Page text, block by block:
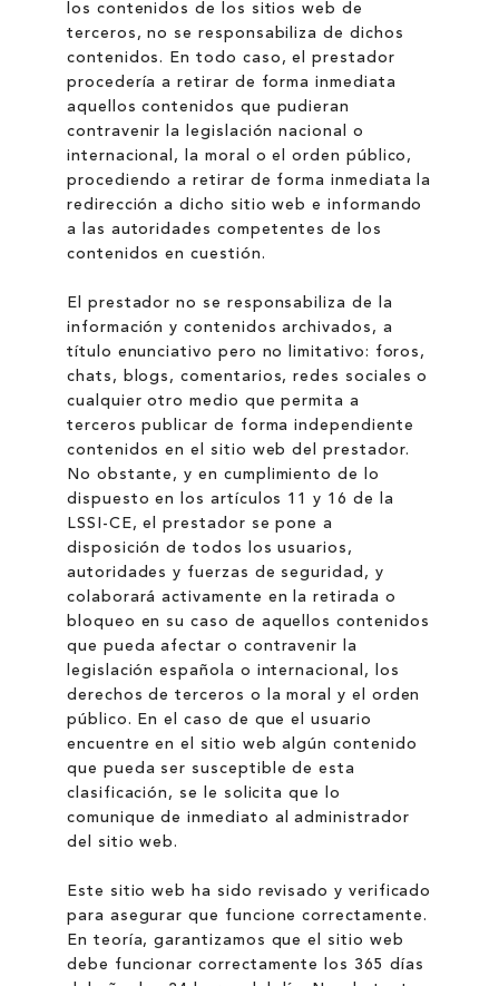
los contenidos de los sitios web de
terceros, no se responsabiliza de dichos
contenidos. En todo caso, el prestador
procedería a retirar de forma inmediata
aquellos contenidos que pudieran
contravenir la legislación nacional o
internacional, la moral o el orden público,
procediendo a retirar de forma inmediata la
redirección a dicho sitio web e informando
a las autoridades competentes de los
contenidos en cuestión.
El prestador no se responsabiliza de la
información y contenidos archivados, a
título enunciativo pero no limitativo: foros,
chats, blogs, comentarios, redes sociales o
cualquier otro medio que permita a
terceros publicar de forma independiente
contenidos en el sitio web del prestador.
No obstante, y en cumplimiento de lo
dispuesto en los artículos 11 y 16 de la
LSSI-CE, el prestador se pone a
disposición de todos los usuarios,
autoridades y fuerzas de seguridad, y
colaborará activamente en la retirada o
bloqueo en su caso de aquellos contenidos
que pueda afectar o contravenir la
legislación española o internacional, los
derechos de terceros o la moral y el orden
público. En el caso de que el usuario
encuentre en el sitio web algún contenido
que pueda ser susceptible de esta
clasificación, se le solicita que lo
comunique de inmediato al administrador
del sitio web.
Este sitio web ha sido revisado y verificado
para asegurar que funcione correctamente.
En teoría, garantizamos que el sitio web
debe funcionar correctamente los 365 días